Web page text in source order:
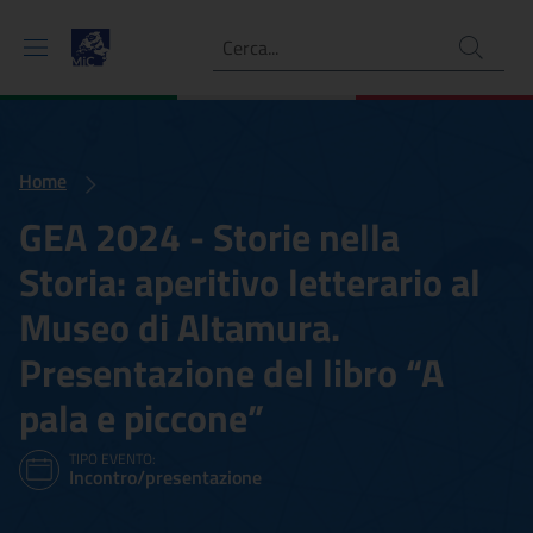
Ricerca
Home
GEA 2024 - Storie nella
Storia: aperitivo letterario al
Museo di Altamura.
Presentazione del libro “A
pala e piccone”
TIPO EVENTO:
Incontro/presentazione